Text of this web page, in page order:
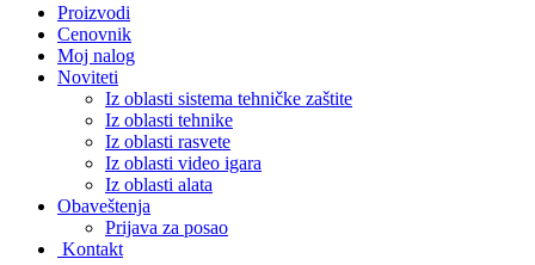
Proizvodi
Cenovnik
Moj nalog
Noviteti
Iz oblasti sistema tehničke zaštite
Iz oblasti tehnike
Iz oblasti rasvete
Iz oblasti video igara
Iz oblasti alata
Obaveštenja
Prijava za posao
Kontakt